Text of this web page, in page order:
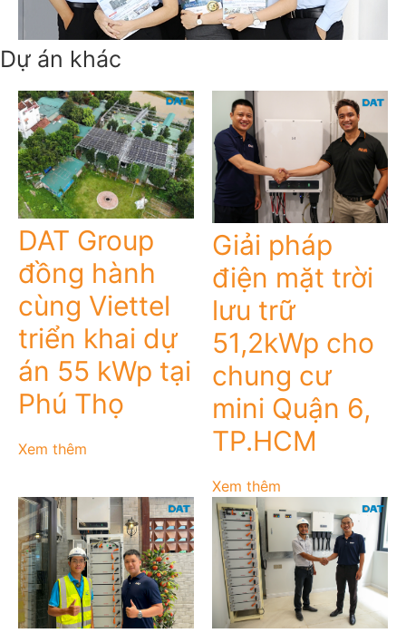
Dự án khác
DAT Group
đồng hành
cùng Viettel
triển khai dự
án 55 kWp tại
Phú Thọ
Xem thêm
Giải pháp
điện mặt trời
lưu trữ
51,2kWp cho
chung cư
mini Quận 6,
TP.HCM
Xem thêm